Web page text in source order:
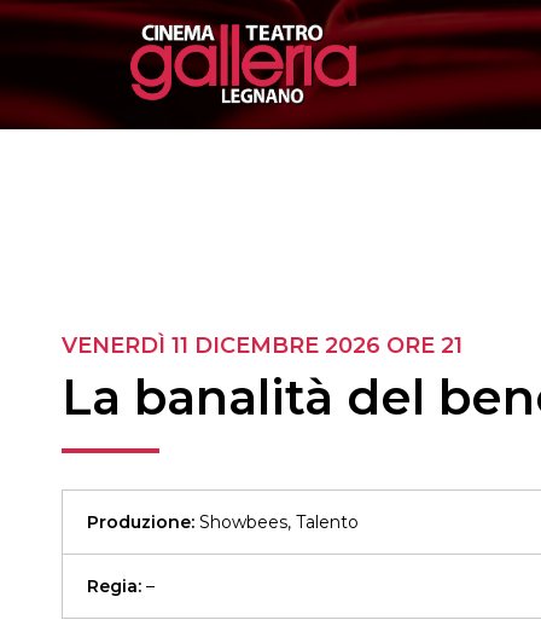
VENERDÌ 11 DICEMBRE 2026 ORE 21
La banalità del
Produzione: Showbees, Talento
Regia: –